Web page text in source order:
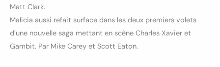
Matt Clark.
Malicia aussi refait surface dans les deux premiers volets
d’une nouvelle saga mettant en scène Charles Xavier et
Gambit. Par Mike Carey et Scott Eaton.